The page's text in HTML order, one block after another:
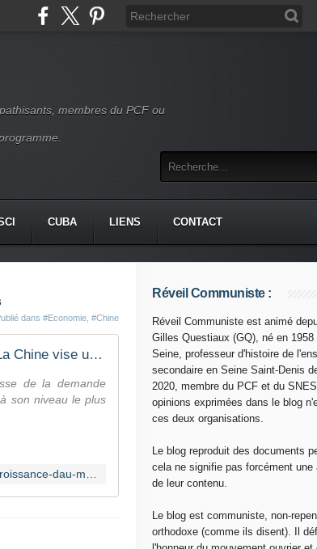
membres du PCF ou
CUBA LIENS CONTACT
dans #Economie #Chine
La Chine vise une croissance d&rsquo;au moins 6,5% sur cinq ans
de la demande
son niveau le plus
Réveil Communiste :
Réveil Communiste est animé
Gilles Questiaux (GQ), né en
Seine, professeur d'histoire de
secondaire en Seine Saint-Denis
2020, membre du PCF et du
opinions exprimées dans le blog
ces deux organisations.
Le blog reproduit des documents
cela ne signifie pas forcément une
de leur contenu.
Le blog est communiste, non-
orthodoxe (comme ils disent). Il